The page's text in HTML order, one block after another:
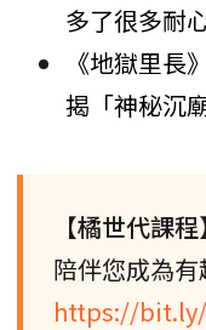
多了很多耐
《地獄里長
揭「神秘沉
【橘世代課程】
陪伴您成為有
https://